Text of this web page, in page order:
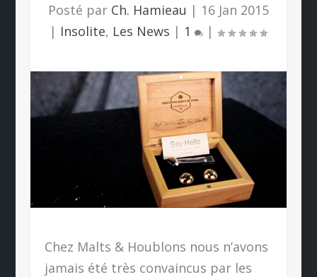
Posté par Ch. Hamieau | 16 Jan 2015
| Insolite, Les News | 1 |
Chez Malts & Houblons nous n’avons
jamais été très convaincus par les